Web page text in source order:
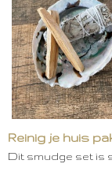
Reinig je huis
Dit smudge set is